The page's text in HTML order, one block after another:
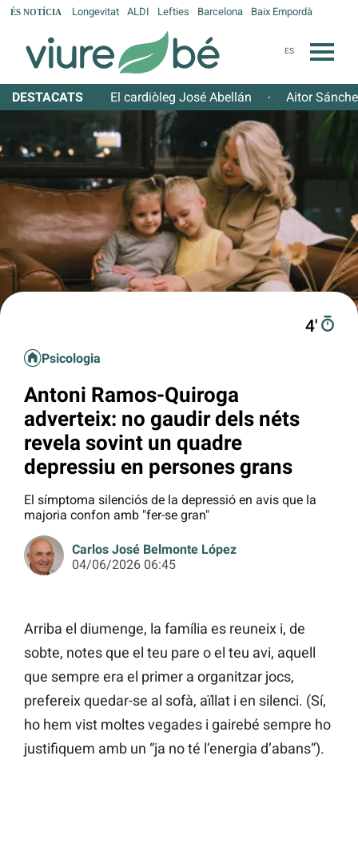
ÉS NOTÍCIA Longevitat ALDI Lefties Barcelona Baix Empordà
ES
DESTACATS El cardiòleg José Abellán · Aitor
4′
Psicologia
Antoni Ramos-Quiroga
adverteix: no gaudir dels néts
revela sovint un quadre
depressiu en persones grans
El símptoma silenciós de la depressió en avis que la
majoria confon amb "fer-se gran"
Carlos José Belmonte López
04/06/2026 06:45
Arriba el diumenge, la família es reuneix i, de
sobte, notes que el teu pare o el teu avi, aquell
que sempre era el primer a organitzar jocs,
prefereix quedar-se al sofà, aïllat i en silenci. (Sí,
ho hem vist moltes vegades i gairebé sempre ho
justifiquem amb un “ja no té l’energia d’abans”).